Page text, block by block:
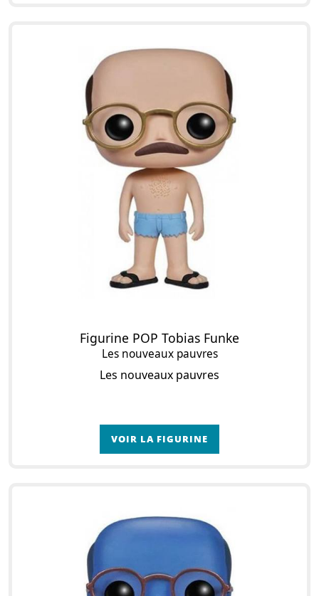
Figurine POP Tobias Funke
Les nouveaux pauvres
Les nouveaux pauvres
VOIR LA FIGURINE